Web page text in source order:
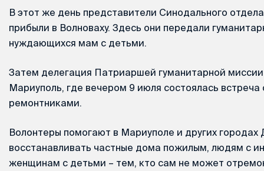
В этот же день представители Синодального
прибыли в Волноваху. Здесь они передали
нуждающихся мам с детьми.
Затем делегация Патриаршей гуманитарной миссии
Мариуполь, где вечером 9 июля состоялась
ремонтниками.
Волонтеры помогают в Мариуполе и других городах
восстанавливать частные дома пожилым, людям с
женщинам с детьми – тем, кто сам не может